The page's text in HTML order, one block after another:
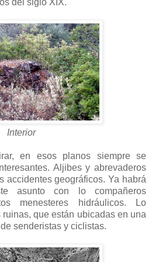
Interior
en esos planos siempre se
Aljibes y abrevaderos
accidentes geográficos. Ya habrá
asunto con lo compañeros
menesteres hidráulicos. Lo
que están ubicadas en una
senderistas y ciclistas.